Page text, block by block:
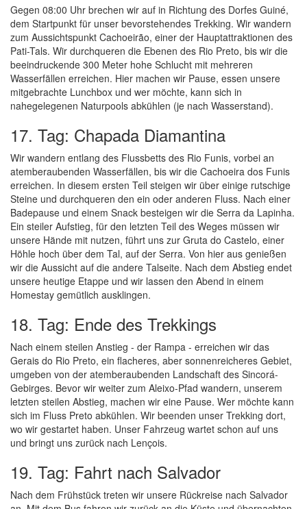
Gegen 08:00 Uhr brechen wir auf in Richtung des Dorfes Guiné,
dem Startpunkt für unser bevorstehendes Trekking. Wir wandern
zum Aussichtspunkt Cachoeirão, einer der Hauptattraktionen des
Pati-Tals. Wir durchqueren die Ebenen des Rio Preto, bis wir die
beeindruckende 300 Meter hohe Schlucht mit mehreren
Wasserfällen erreichen. Hier machen wir Pause, essen unsere
mitgebrachte Lunchbox und wer möchte, kann sich in
nahegelegenen Naturpools abkühlen (je nach Wasserstand).
17. Tag: Chapada Diamantina
Wir wandern entlang des Flussbetts des Rio Funis, vorbei an
atemberaubenden Wasserfällen, bis wir die Cachoeira dos Funis
erreichen. In diesem ersten Teil steigen wir über einige rutschige
Steine und durchqueren den ein oder anderen Fluss. Nach einer
Badepause und einem Snack besteigen wir die Serra da Lapinha.
Ein steiler Aufstieg, für den letzten Teil des Weges müssen wir
unsere Hände mit nutzen, führt uns zur Gruta do Castelo, einer
Höhle hoch über dem Tal, auf der Serra. Von hier aus genießen
wir die Aussicht auf die andere Talseite. Nach dem Abstieg endet
unsere heutige Etappe und wir lassen den Abend in einem
Homestay gemütlich ausklingen.
18. Tag: Ende des Trekkings
Nach einem steilen Anstieg - der Rampa - erreichen wir das
Gerais do Rio Preto, ein flacheres, aber sonnenreicheres Gebiet,
umgeben von der atemberaubenden Landschaft des Sincorá-
Gebirges. Bevor wir weiter zum Aleixo-Pfad wandern, unserem
letzten steilen Abstieg, machen wir eine Pause. Wer möchte kann
sich im Fluss Preto abkühlen. Wir beenden unser Trekking dort,
wo wir gestartet haben. Unser Fahrzeug wartet schon auf uns
und bringt uns zurück nach Lençois.
19. Tag: Fahrt nach Salvador
Nach dem Frühstück treten wir unsere Rückreise nach Salvador